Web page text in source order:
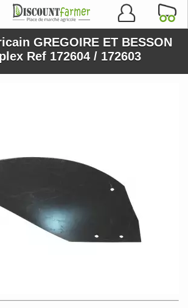
GREGOIRE ET BESSON
Ref 172604 / 172603